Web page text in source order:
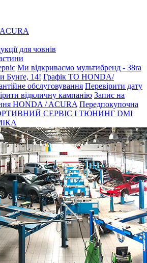
для човнів
Ми відкриваємо мультибренд - 38ra
Бунґе, 14! Графік ТО HONDA/
обслуговування Перевірити дату
відкличну кампанію Запис на
HONDA / ACURA Передпокупочна
СЕРВІС І ТЮНИНГ DMI